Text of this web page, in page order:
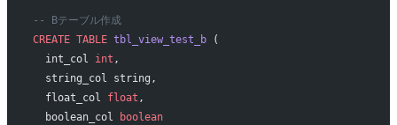
-- Bテーブル作成
CREATE TABLE tbl_view_test_b (
  int_col
int ,
  string_col string,
  float_col
float ,
  boolean_col
boolean